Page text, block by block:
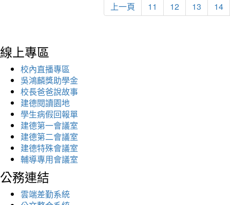
上一頁 11 12 13 14
線上專區
校內直播專區
吳鴻麟獎助學金
校長爸爸說故事
建德閱讀園地
學生病假回報單
建德第一會議室
建德第二會議室
建德特殊會議室
輔導專用會議室
公務連結
雲端差勤系統